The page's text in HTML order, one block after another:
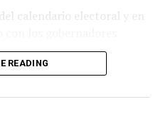
Sobre todo cuando
se queja un integrante
terreno mucho más
enorme caudal de
pero esta vez lo
calendario electoral y en
diseña la estrategia
presidenciales de 2027,
READING